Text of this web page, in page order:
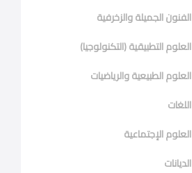
الفنون الجميلة والزخرفية
العلوم التطبيقية (التكنولوجيا)
العلوم الطبيعية والرياضيات
اللغات
العلوم الإجتماعية
الديانات